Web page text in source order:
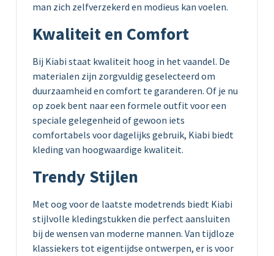
man zich zelfverzekerd en modieus kan voelen.
Kwaliteit en Comfort
Bij Kiabi staat kwaliteit hoog in het vaandel. De
materialen zijn zorgvuldig geselecteerd om
duurzaamheid en comfort te garanderen. Of je nu
op zoek bent naar een formele outfit voor een
speciale gelegenheid of gewoon iets
comfortabels voor dagelijks gebruik, Kiabi biedt
kleding van hoogwaardige kwaliteit.
Trendy Stijlen
Met oog voor de laatste modetrends biedt Kiabi
stijlvolle kledingstukken die perfect aansluiten
bij de wensen van moderne mannen. Van tijdloze
klassiekers tot eigentijdse ontwerpen, er is voor